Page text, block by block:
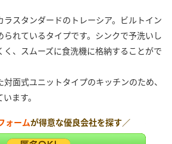
ラスタンダードのトレーシア。ビルトイン
れているタイプです。シンクで予洗いし
く、スムーズに食洗機に格納することがで
面式ユニットタイプのキッチンのため、
ます。
ォームが得意な優良会社を探す／